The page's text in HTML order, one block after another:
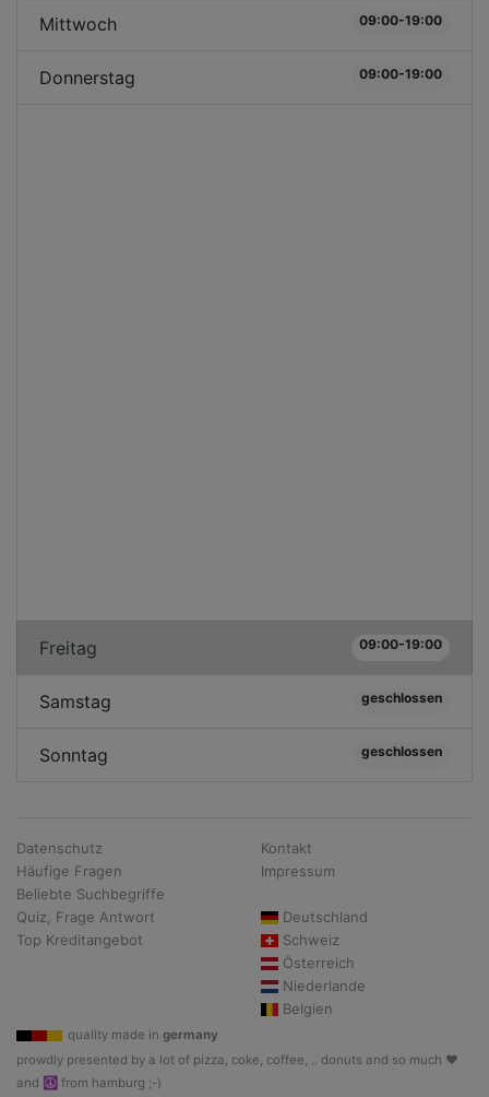
Mittwoch 09:00-19:00
Donnerstag 09:00-19:00
Freitag 09:00-19:00
Samstag geschlossen
Sonntag geschlossen
Datenschutz
Häufige Fragen
Beliebte Suchbegriffe
Quiz, Frage Antwort
Top Kreditangebot
Kontakt
Impressum
Deutschland
Schweiz
Österreich
Niederlande
Belgien
quality made in germany
prowdly presented by a lot of pizza, coke, coffee, .. donuts and so much ♥
and ☮ from hamburg ;-)